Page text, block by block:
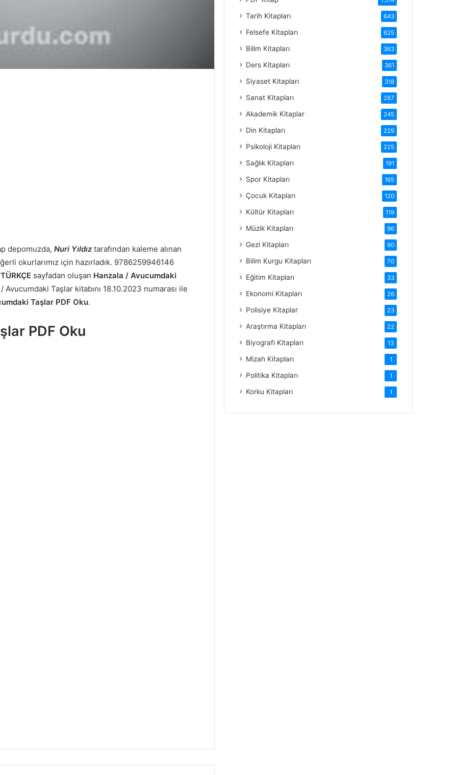
depomuzda, Nuri Yıldız tarafından kaleme alınan
okurlarımız için hazırladık. 9786259946146
TÜRKÇE sayfadan oluşan Hanzala / Avucumdaki
Taşlar kitabını 18.10.2023 numarası ile
Taşlar PDF Oku.
PDF Oku
Tarih Kitapları 643
Felsefe Kitapları 625
Bilim Kitapları 363
Ders Kitapları 361
Siyaset Kitapları 318
Sanat Kitapları 287
Akademik Kitaplar 245
Din Kitapları 229
Psikoloji Kitapları 225
Sağlık Kitapları 191
Spor Kitapları 165
Çocuk Kitapları 120
Kültür Kitapları 119
Müzik Kitapları 96
Gezi Kitapları 90
Bilim Kurgu Kitapları 70
Eğitim Kitapları 33
Ekonomi Kitapları 26
Polisiye Kitaplar 23
Araştırma Kitapları 22
Biyografi Kitapları 13
Mizah Kitapları 1
Politika Kitapları 1
Korku Kitapları 1